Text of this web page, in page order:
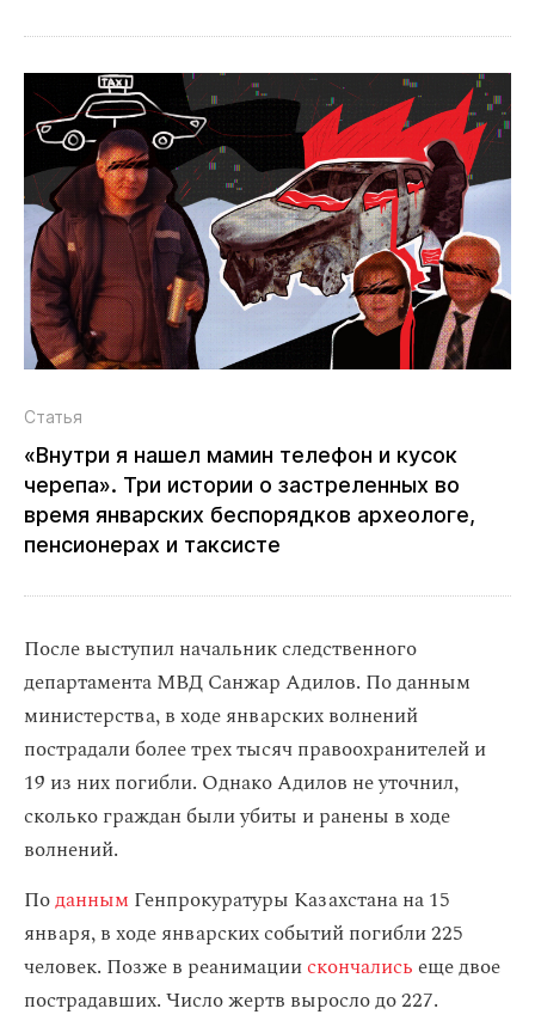
Статья
«Внутри я нашел мамин телефон и кусок
черепа». Три истории о застреленных во
время январских беспорядков археологе,
пенсионерах и таксисте
После выступил начальник следственного
департамента МВД Санжар Адилов. По данным
министерства, в ходе январских волнений
пострадали более трех тысяч правоохранителей и
19 из них погибли. Однако Адилов не уточнил,
сколько граждан были убиты и ранены в ходе
волнений.
Поданным Генпрокуратуры Казахстана на 15
января, в ходе январских событий погибли 225
человек. Позже в реанимациискончалисьеще двое
пострадавших. Число жертв выросло до 227.